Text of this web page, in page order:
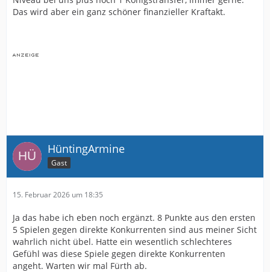
Das wird aber ein ganz schöner finanzieller Kraftakt.
HüntingArmine
Gast
15. Februar 2026 um 18:35
Ja das habe ich eben noch ergänzt. 8 Punkte aus den ersten
5 Spielen gegen direkte Konkurrenten sind aus meiner Sicht
wahrlich nicht übel. Hatte ein wesentlich schlechteres
Gefühl was diese Spiele gegen direkte Konkurrenten
angeht. Warten wir mal Fürth ab.